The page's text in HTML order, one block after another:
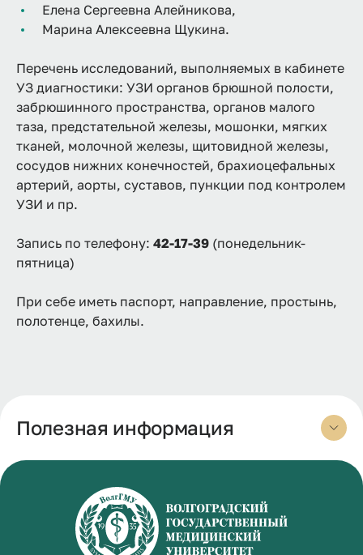
Елена Сергеевна Алейникова,
Марина Алексеевна Щукина.
Перечень исследований, выполняемых в кабинете
УЗ диагностики: УЗИ органов брюшной полости,
забрюшинного пространства, органов малого
таза, предстательной железы, мошонки, мягких
тканей, молочной железы, щитовидной железы,
сосудов нижних конечностей, брахиоцефальных
артерий, аорты, суставов, пункции под контролем
УЗИ и пр.
Запись по телефону: 42-17-39 (понедельник-
пятница)
При себе иметь паспорт, направление, простынь,
полотенце, бахилы.
Полезная информация